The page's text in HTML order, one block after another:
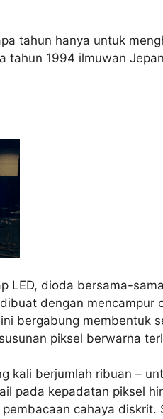
tahun hanya untuk
1994 ilmuwan
LED, dioda bersama-
dengan mencampur
bergabung membentuk
piksel berwarna
kali berjumlah ribuan –
pada kepadatan piksel
cahaya